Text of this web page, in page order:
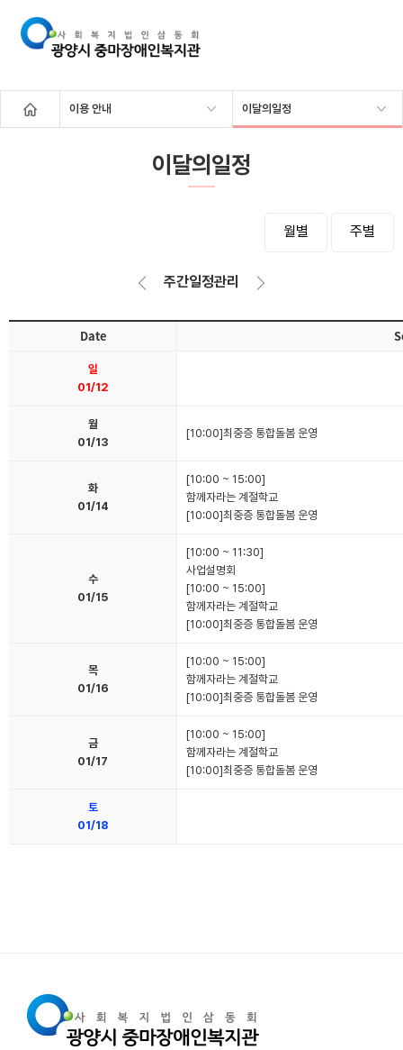
이용 안내 이달의일정
이달의일정
월별 주별
주간일정관리
Date
일
01/12
월
01/13
[10:00]최중증 통합돌봄 운영
화
01/14
[10:00 ~ 15:00]
함께자라는 계절학교
[10:00]최중증 통합돌봄 운영
수
01/15
[10:00 ~ 11:30]
사업설명회
[10:00 ~ 15:00]
함께자라는 계절학교
[10:00]최중증 통합돌봄 운영
목
01/16
[10:00 ~ 15:00]
함께자라는 계절학교
[10:00]최중증 통합돌봄 운영
금
01/17
[10:00 ~ 15:00]
함께자라는 계절학교
[10:00]최중증 통합돌봄 운영
토
01/18